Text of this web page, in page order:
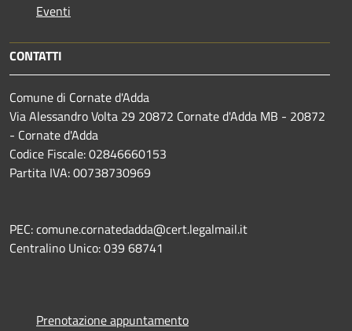
Eventi
CONTATTI
Comune di Cornate d'Adda
Via Alessandro Volta 29 20872 Cornate d'Adda MB - 20872
- Cornate d'Adda
Codice Fiscale: 02846660153
Partita IVA: 00738730969
PEC: comune.cornatedadda@cert.legalmail.it
Centralino Unico: 039 68741
Prenotazione appuntamento